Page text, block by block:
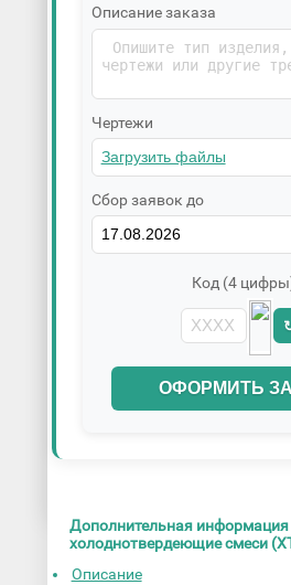
Описание заказа
Чертежи
Сбор заявок до
Код (4
ОФОРМИТЬ
Дополнительная информация
холоднотвердеющие смеси
Описание